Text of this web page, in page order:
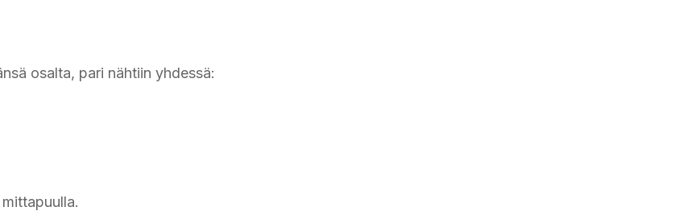
osalta, pari nähtiin yhdessä: